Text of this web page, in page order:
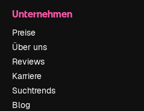
Unternehmen
Preise
Über uns
Reviews
Karriere
Suchtrends
Blog